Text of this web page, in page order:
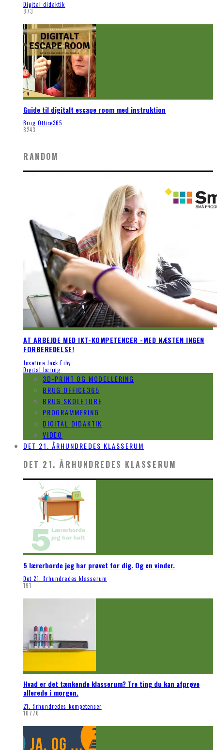
Digital didaktik
873
Guide til digitalt escape room med instruktion
Brug Office365
8243
RANDOM
AT ARBEJDE MED IKT-KOMPETENCER -MED NÆSTEN INGEN
FORBEREDELSE!
Josefine Jack Eiby
Digital læring
3D-PRINT OG MODELLERING
BRUG OFFICE365
BRUG SKOLETUBE
PROGRAMMERING
DIGITAL DIDAKTIK
VIDEO
DET 21. ÅRHUNDREDES KLASSERUM
DET 21. ÅRHUNDREDES KLASSERUM
5 lærerborde jeg har prøvet for dig. Og en vinder.
Det 21. århundredes klasserum
191
Hvad er det tænkende klasserum? Tre ting du kan afprøve
allerede i morgen.
21. århundredes kompetencer
10776